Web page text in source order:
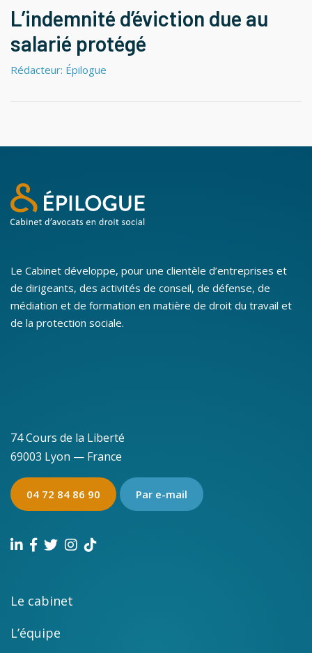
L’indemnité d’éviction due au
salarié protégé
Rédacteur: Épilogue
Le Cabinet développe, pour une clientèle d’entreprises et
de dirigeants, des activités de conseil, de défense, de
médiation et de formation en matière de droit du travail et
de la protection sociale.
74 Cours de la Liberté
69003 Lyon — France
04 72 84 86 90 Par e-mail
Le cabinet
L’équipe